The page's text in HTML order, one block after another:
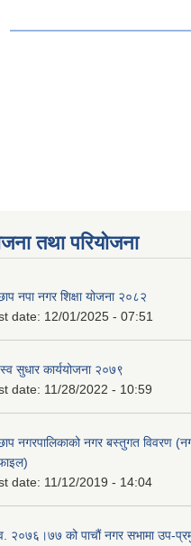
तथा परियोजना
नपा नगर शिक्षा योजना २०८२
date: 12/01/2025 - 07:51
सुधार कार्ययोजना २०७९
date: 11/28/2022 - 10:59
नगरपालिकाको नगर बस्तुगत विवरण
date: 11/12/2019 - 14:04
२०७६।७७ को पाचौं नगर सभामा उप-